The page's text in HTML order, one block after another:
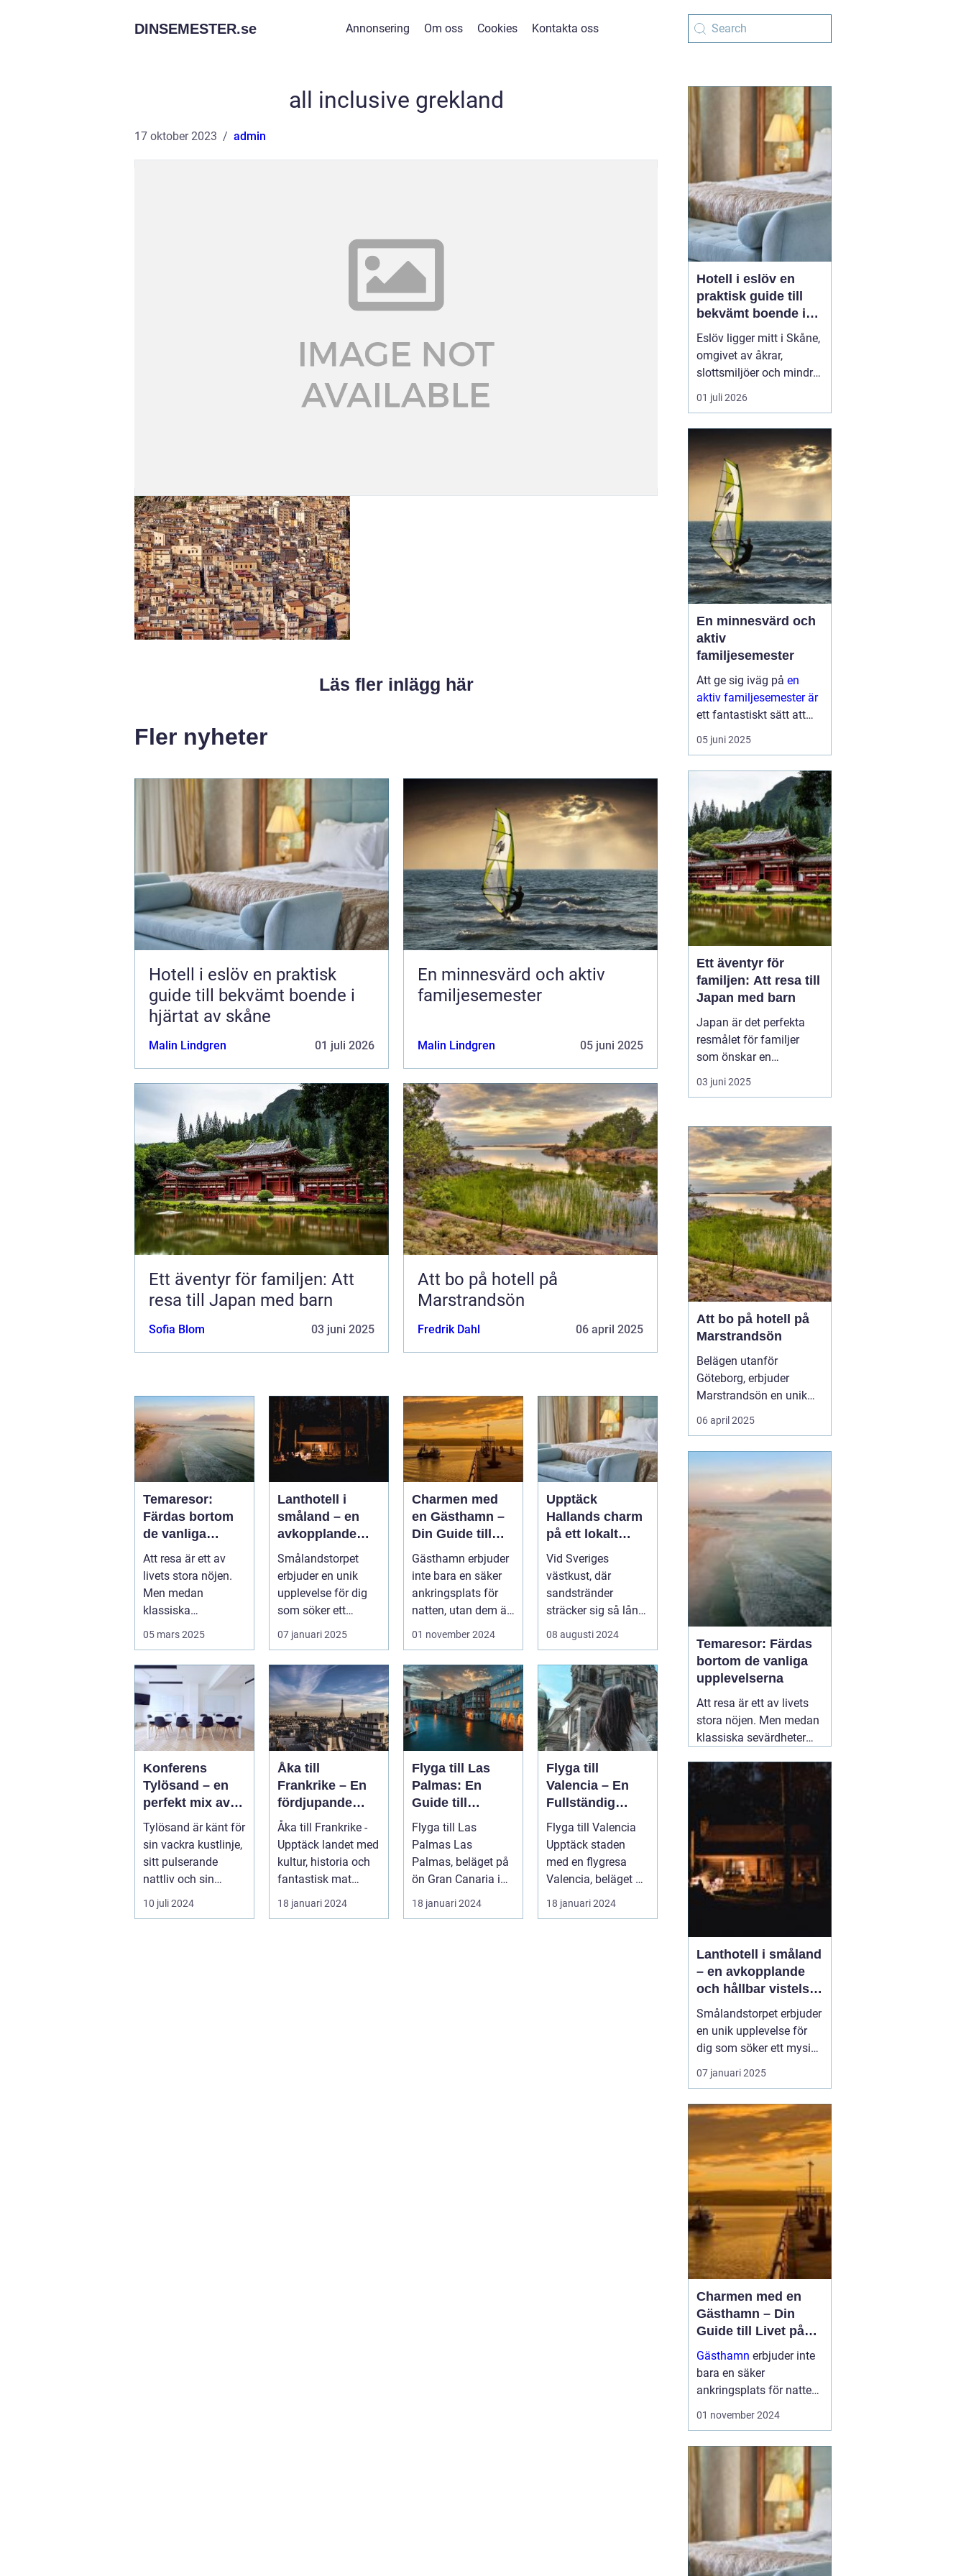
DINSEMESTER.se Annonsering Om oss Cookies Kontakta oss
all inclusive grekland
17 oktober 2023 admin
Läs fler inlägg här
Fler nyheter
Hotell i eslöv en praktisk
guide till bekvämt boende i
hjärtat av skåne
Malin Lindgren 01 juli 2026
En minnesvärd och aktiv
familjesemester
Malin Lindgren 05 juni 2025
Ett äventyr för familjen: Att
resa till Japan med barn
Sofia Blom 03 juni 2025
Att bo på hotell på
Marstrandsön
Fredrik Dahl 06 april 2025
Temaresor:
Färdas bortom
de vanliga
upplevelserna
Att resa är ett av
livets stora nöjen.
Men medan
klassiska
05 mars 2025
Lanthotell i
småland – en
avkopplande
och hållbar
vistelse på
smålandstorpet
Smålandstorpet
erbjuder en unik
upplevelse för dig
som söker ett
mysigt lanthotell i...
07 januari 2025
Charmen med
en Gästhamn –
Din Guide till
Livet på
Bryggan
Gästhamn erbjuder
inte bara en säker
ankringsplats för
natten, utan dem är
01 november 2024
Upptäck
Hallands charm
på ett lokalt
hotell
Vid Sveriges
västkust, där
sandstränder
sträcker sig så långt
08 augusti 2024
Konferens
Tylösand – en
perfekt mix av
affär och nöje
Tylösand är känt för
sin vackra kustlinje,
sitt pulserande
nattliv och sin
unika...
10 juli 2024
Åka till
Frankrike – En
fördjupande
guide för
resenärer
Åka till Frankrike -
Upptäck landet med
kultur, historia och
fantastisk mat
Frankrike är ett land
s...
18 januari 2024
Flyga till Las
Palmas: En
Guide till
Kanarieöarnas
Pärla
Flyga till Las
Palmas Las
Palmas, beläget på
ön Gran Canaria i
Spanien, lockar
årligen miljontals
18 januari 2024
Flyga till
Valencia – En
Fullständig
Guide
Flyga till Valencia
Upptäck staden
med en flygresa
Valencia, beläget på
Spaniens östkust, är
en fä...
18 januari 2024
Hotell i eslöv en
praktisk guide till
bekvämt boende i
hjärtat av skåne
Eslöv ligger mitt i Skåne,
omgivet av åkrar,
slottsmiljöer och mindre
orter. Läget gör staden
till en smart bas för både
tåg når du snabbt Lund,
Malmö, Helsingborg och
Köpenhamn, och med bil
tar du dig lika smidigt
vidare ut på...
01 juli 2026
En minnesvärd och
aktiv
familjesemester
Att ge sig iväg på en
aktiv familjesemester är
ett fantastiskt sätt att
tillbringa tid med nära
och kära medan man
och platser. Det...
05 juni 2025
Ett äventyr för
familjen: Att resa till
Japan med barn
Japan är det perfekta
resmålet för familjer
som önskar en
kombination av
spännande kultur,
och moderna
underhållningsmöjlighet
er. Med sitt rykte som en
säker och ren
destination erbjuder...
03 juni 2025
Att bo på hotell på
Marstrandsön
Belägen utanför
Göteborg, erbjuder
Marstrandsön en unik
kombination av historia
och naturskönhet, vilket
resmål för turister från
hela världen. Med dess
charmiga a...
06 april 2025
Temaresor: Färdas
bortom de vanliga
upplevelserna
Att resa är ett av livets
stora nöjen. Men medan
klassiska sevärdheter
lockar många, finns det
en växande skara av
resenärer som söker
något mer speciellt.05
mars 2025
Lanthotell i småland
– en avkopplande
och hållbar vistelse
på smålandstorpet
Smålandstorpet erbjuder
en unik upplevelse för
dig som söker ett mysigt
lanthotell
Smålands skogar. Med
det perfekt för en avko...
07 januari 2025
Charmen med en
Gästhamn – Din
Guide till Livet på
Bryggan
Gästhamn erbjuder inte
bara en säker
ankringsplats för natten,
utan dem är också en
01 november 2024